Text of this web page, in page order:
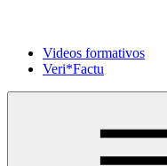
Videos formativos
Veri*Factu